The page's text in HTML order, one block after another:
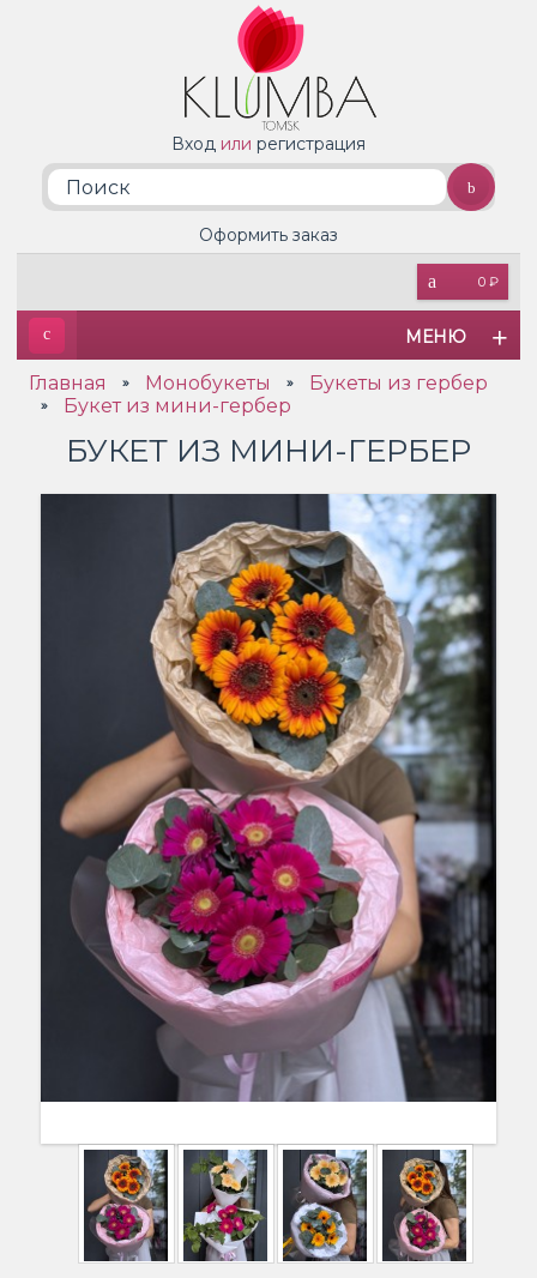
Вход или регистрация
0 ₽
Оформить заказ
МЕНЮ
Главная » Монобукеты » Букеты из гербер
» Букет из мини-гербер
БУКЕТ ИЗ МИНИ-ГЕРБЕР